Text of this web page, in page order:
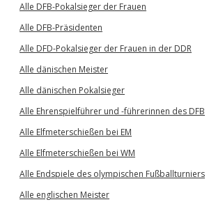
Alle DFB-Pokalsieger der Frauen
Alle DFB-Präsidenten
Alle DFD-Pokalsieger der Frauen in der DDR
Alle dänischen Meister
Alle dänischen Pokalsieger
Alle Ehrenspielführer und -führerinnen des DFB
Alle Elfmeterschießen bei EM
Alle Elfmeterschießen bei WM
Alle Endspiele des olympischen Fußballturniers
Alle englischen Meister